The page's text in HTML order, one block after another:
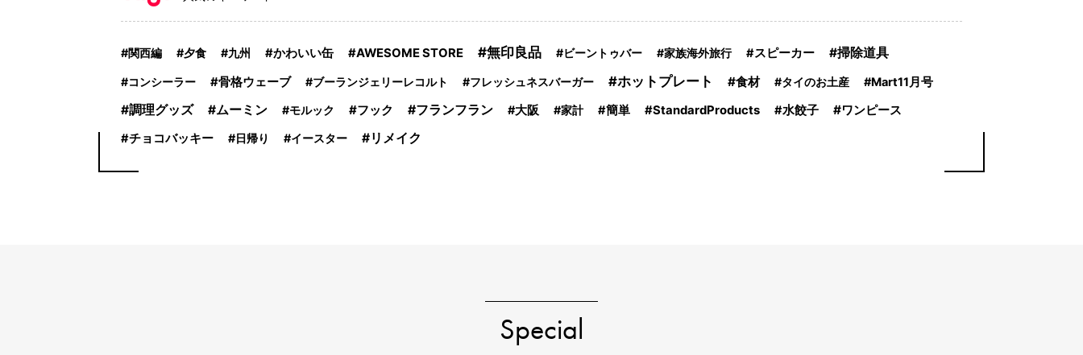
関西編 夕食 九州 かわいい缶 AWESOME STORE 無印良品 ビーントゥバー 家族海外旅行 スピーカー 掃除道具
コンシーラー 骨格ウェーブ ブーランジェリーレコルト フレッシュネスバーガー ホットプレート 食材 タイのお土産 Mart11月号
調理グッズ ムーミン モルック フック フランフラン 大阪 家計 簡単 StandardProducts 水餃子 ワンピース
チョコバッキー 日帰り イースター リメイク
Special